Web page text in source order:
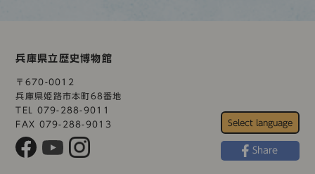
兵庫県立歴史博物館
〒670-0012
兵庫県姫路市本町68番地
TEL 079-288-9011
FAX 079-288-9013
Share